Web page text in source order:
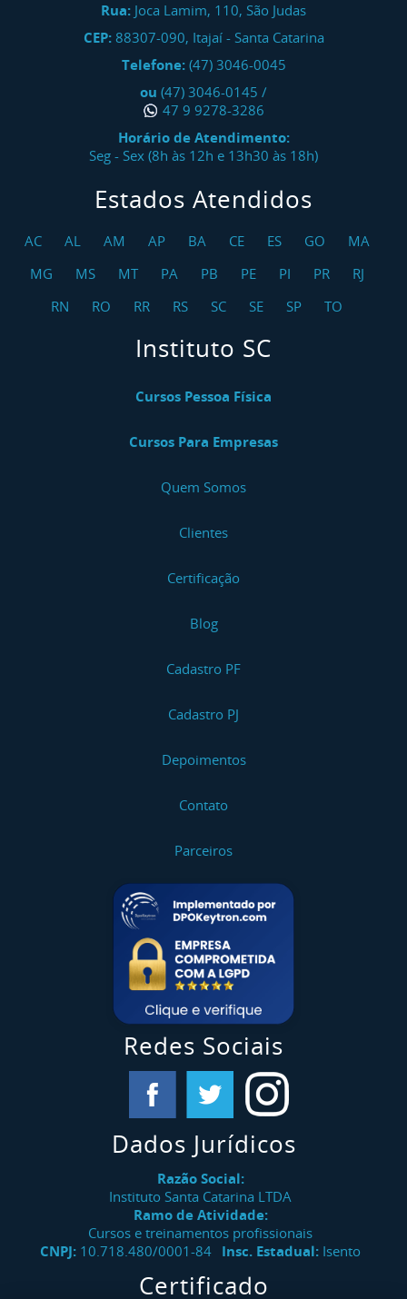
Rua: Joca Lamim, 110, São Judas
CEP: 88307-090, Itajaí- Santa Catarina
Telefone: (47) 3046-0045
ou (47) 3046-0145 /
47 9 9278-3286
Horário de Atendimento:
Seg - Sex (8h às 12h e 13h30 às 18h)
Estados Atendidos
AC AL AM AP BA CE ES GO
MA
MG
MS MT PA PB PE PI PR
RJ
RN
RO RR RS SC SE SP TO
Instituto SC
Cursos Pessoa Física
Cursos Para Empresas
Quem Somos
Clientes
Certificação
Blog
Cadastro PF
Cadastro PJ
Depoimentos
Contato
Parceiros
Redes Sociais
Dados Jurídicos
Razão Social:
Instituto Santa Catarina LTDA
Ramo de Atividade:
Cursos e treinamentos profissionais
CNPJ: 10.718.480/0001-84 Insc. Estadual: Isento
Certificado